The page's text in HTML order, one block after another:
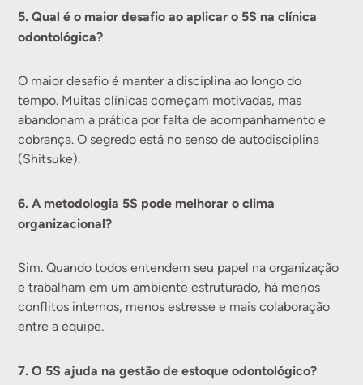
5. Qual é o maior desafio ao aplicar o 5S na clínica
odontológica?
O maior desafio é manter a disciplina ao longo do
tempo. Muitas clínicas começam motivadas, mas
abandonam a prática por falta de acompanhamento e
cobrança. O segredo está no senso de autodisciplina
(Shitsuke).
6. A metodologia 5S pode melhorar o clima
organizacional?
Sim. Quando todos entendem seu papel na organização
e trabalham em um ambiente estruturado, há menos
conflitos internos, menos estresse e mais colaboração
entre a equipe.
7. O 5S ajuda na gestão de estoque odontológico?